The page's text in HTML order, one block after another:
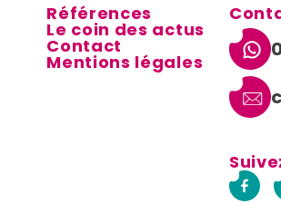
Références
Le coin des actus
Contact
Mentions légales